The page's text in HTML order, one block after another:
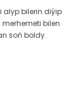
alyp bilerin diýip
bilen
soň boldy.